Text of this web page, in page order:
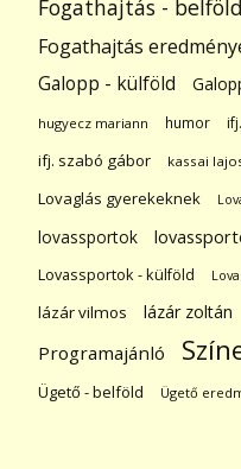
Fogathajtás - belföld
Fogathajtás
Galopp - külföld
hugyecz mariann humor
ifj. szabó gábor kassai
Lovaglás gyerekeknek
lovassportok
Lovassportok - külföld
lázár vilmos lázár zoltán
Programajánló
Ügető - belföld Ügető